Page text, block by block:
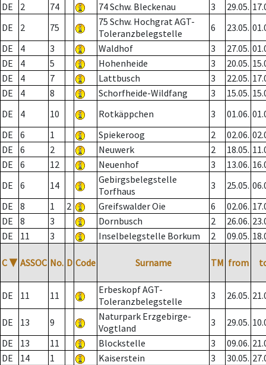
DE
2 74 74 Schw. Bleckenau 3 29.05.
DE
2 75
75 Schw. Hochgrat AGT-
Toleranzbelegstelle
6 23.05.
DE
4 3 Waldhof 3 27.05.
DE
4 5 Hohenheide 3 20.05.
DE
4 7 Lattbusch 3 22.05.
DE
4 8 Schorfheide-Wildfang 3 15.05.
DE
4 10 Rotkäppchen 3 01.06.
DE
6 1 Spiekeroog 2 02.06.
DE
6 2 Neuwerk 2 18.05.
DE
6 12 Neuenhof 3 13.06.
DE
6 14
Gebirgsbelegstelle
Torfhaus
3 25.05.
DE
8 1 2 Greifswalder Oie 6 02.06.
DE
8 3 Dornbusch 2 26.06.
DE
11 3 Inselbelegstelle Borkum 2 09.05.
C ▼ ASSOC No. D Code Surname TM from
DE 11 11
Erbeskopf AGT-
Toleranzbelegstelle
3 26.05.
DE 13 9
Naturpark Erzgebirge-
Vogtland
3 29.05.
DE
13 11 Blockstelle 3 09.06.
DE
14 1 Kaiserstein 3 30.05.